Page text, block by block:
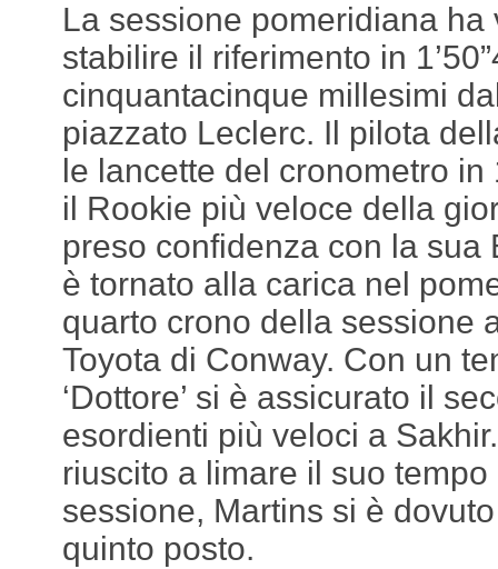
La sessione pomeridiana ha
stabilire il riferimento in
cinquantacinque millesimi
piazzato Leclerc. Il pilota
le lancette del cronometro in
il Rookie più veloce della
preso confidenza con la sua
è tornato alla carica nel
quarto crono della sessione
Toyota di Conway. Con un
‘Dottore’ si è assicurato il
esordienti più veloci a
riuscito a limare il suo
sessione, Martins si è
quinto posto.